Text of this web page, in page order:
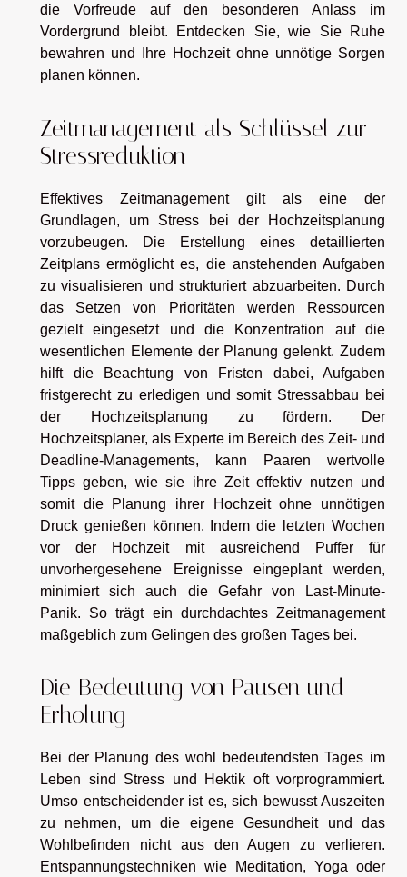
die Vorfreude auf den besonderen Anlass im
Vordergrund bleibt. Entdecken Sie, wie Sie Ruhe
bewahren und Ihre Hochzeit ohne unnötige Sorgen
planen können.
Zeitmanagement als Schlüssel zur
Stressreduktion
Effektives Zeitmanagement gilt als eine der
Grundlagen, um Stress bei der Hochzeitsplanung
vorzubeugen. Die Erstellung eines detaillierten
Zeitplans ermöglicht es, die anstehenden Aufgaben
zu visualisieren und strukturiert abzuarbeiten. Durch
das Setzen von Prioritäten werden Ressourcen
gezielt eingesetzt und die Konzentration auf die
wesentlichen Elemente der Planung gelenkt. Zudem
hilft die Beachtung von Fristen dabei, Aufgaben
fristgerecht zu erledigen und somit Stressabbau bei
der Hochzeitsplanung zu fördern. Der
Hochzeitsplaner, als Experte im Bereich des Zeit- und
Deadline-Managements, kann Paaren wertvolle
Tipps geben, wie sie ihre Zeit effektiv nutzen und
somit die Planung ihrer Hochzeit ohne unnötigen
Druck genießen können. Indem die letzten Wochen
vor der Hochzeit mit ausreichend Puffer für
unvorhergesehene Ereignisse eingeplant werden,
minimiert sich auch die Gefahr von Last-Minute-
Panik. So trägt ein durchdachtes Zeitmanagement
maßgeblich zum Gelingen des großen Tages bei.
Die Bedeutung von Pausen und
Erholung
Bei der Planung des wohl bedeutendsten Tages im
Leben sind Stress und Hektik oft vorprogrammiert.
Umso entscheidender ist es, sich bewusst Auszeiten
zu nehmen, um die eigene Gesundheit und das
Wohlbefinden nicht aus den Augen zu verlieren.
Entspannungstechniken wie Meditation, Yoga oder